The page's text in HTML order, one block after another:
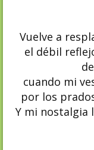
Vuelve a
el débil
cuando mi
por los
Y mi nostalgia